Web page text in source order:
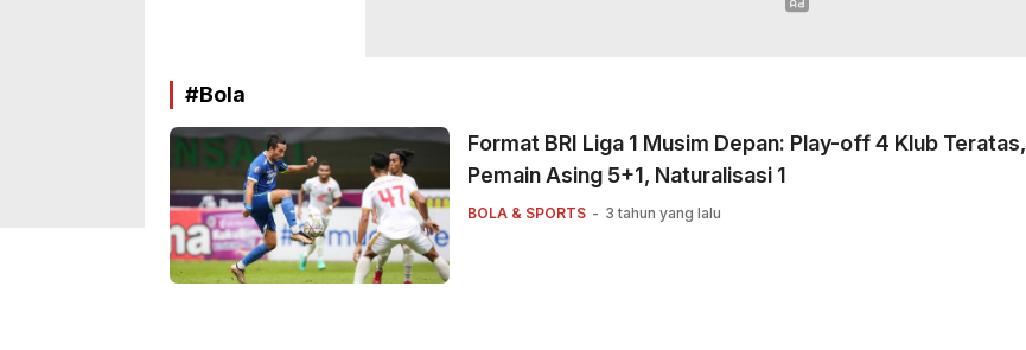
#Bola
Format BRI Liga 1 Musim Depan: Play-off 4 Klub Teratas,
Pemain Asing 5+1, Naturalisasi 1
BOLA & SPORTS 3 tahun yang lalu